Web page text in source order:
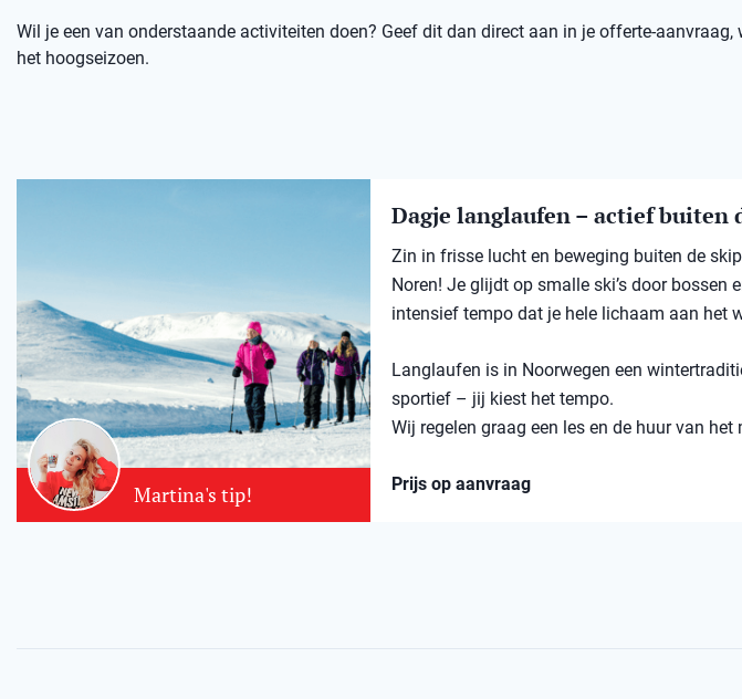
Wil je een van onderstaande activiteiten doen? Geef dit dan direct aan in je offerte-
het hoogseizoen.
Martina's tip!
Dagje langlaufen – actief buiten
Zin in frisse lucht en beweging buiten de
Noren! Je glijdt op smalle ski’s door bossen
intensief tempo dat je hele lichaam aan het
Langlaufen is in Noorwegen een
sportief – jij kiest het tempo.
Wij regelen graag een les en de huur van het
Prijs op aanvraag